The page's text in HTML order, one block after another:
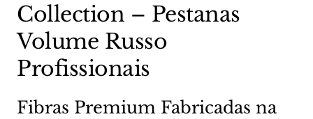
Collection – Pestanas
Volume Russo
Profissionais
Fibras Premium Fabricadas na